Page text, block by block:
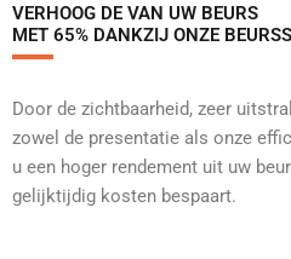
VERHOOG DE VAN UW BEURS
MET 65% DANKZIJ ONZE
Door de zichtbaarheid, zeer
zowel de presentatie als onze
u een hoger rendement uit uw
gelijktijdig kosten bespaart.